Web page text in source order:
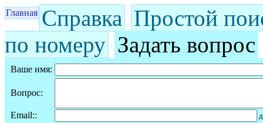
Главная Справка Простой
по номеру Задать вопрос
Ваше имя:
Вопрос:
Email::